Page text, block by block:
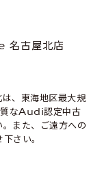
古屋北店
東海地区最大規
質なAudi認定中古
また、ご遠方への
さい。